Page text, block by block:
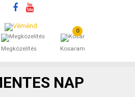
Megközelítés
0
Kosaram
FELTÉTELEK
NAP